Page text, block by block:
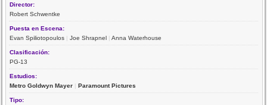
Director:
Robert Schwentke
Puesta en Escena:
Evan Spiliotopoulos |Joe Shrapnel |Anna Waterhouse
Clasificación:
PG-13
Estudios:
Metro Goldwyn Mayer |Paramount Pictures
Tipo: